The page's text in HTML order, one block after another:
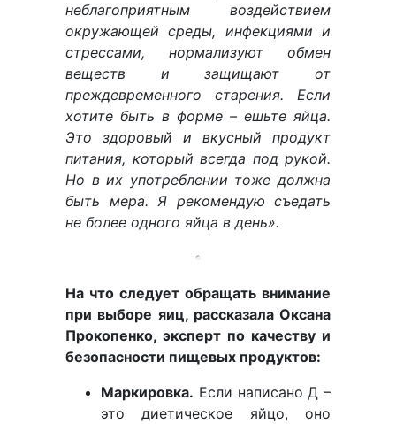
неблагоприятным воздействием
окружающей среды, инфекциями и
стрессами, нормализуют обмен
веществ и защищают от
преждевременного старения. Если
хотите быть в форме – ешьте яйца.
Это здоровый и вкусный продукт
питания, который всегда под рукой.
Но в их употреблении тоже должна
быть мера. Я рекомендую съедать
не более одного яйца в день».
На что следует обращать внимание
при выборе яиц, рассказала Оксана
Прокопенко, эксперт по качеству и
безопасности пищевых продуктов:
Маркировка. Если написано Д –
это диетическое яйцо, оно